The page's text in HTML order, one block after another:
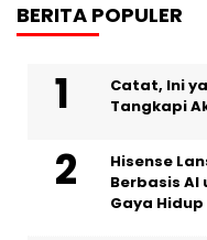
BERITA POPULER
Catat, Ini
Tangkapi
Hisense
Berbasis AI
Gaya